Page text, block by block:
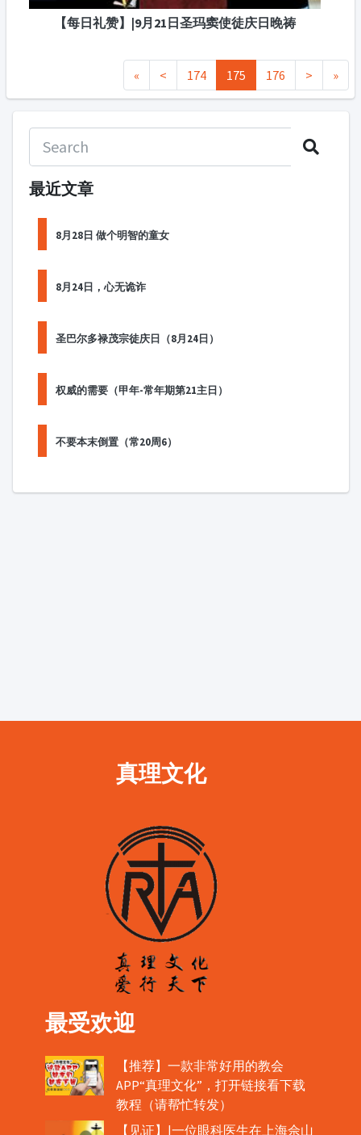
【每日礼赞】|9月21日圣玛窦使徒庆日晚祷
« < 174 175 176 > »
最近文章
8月28日 做个明智的童女
8月24日，心无诡诈
圣巴尔多禄茂宗徒庆日（8月24日）
权威的需要（甲年-常年期第21主日）
不要本末倒置（常20周6）
真理文化
最受欢迎
【推荐】一款非常好用的教会
APP“真理文化”，打开链接看下载
教程（请帮忙转发）
【见证】|一位眼科医生在上海佘山